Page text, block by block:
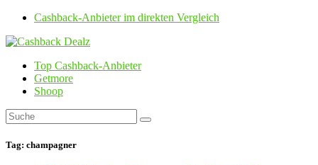
Cashback-Anbieter im direkten Vergleich
Top Cashback-Anbieter
Getmore
Shoop
Tag: champagner